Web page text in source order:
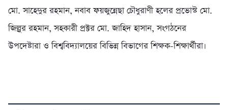
মো. সাহেদুর রহমান, নবাব ফয়জুন্নেছা চৌধুরাণী হলের প্রভোস্ট মো.
জিল্লুর রহমান, সহকারী প্রক্টর মো. জাহিদ হাসান, সংগঠনের
উপদেষ্টারা ও বিশ্ববিদ্যালয়ের বিভিন্ন বিভাগের শিক্ষক-শিক্ষার্থীরা।